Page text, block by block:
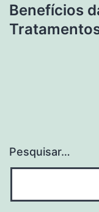
Benefícios
Pesquisar…